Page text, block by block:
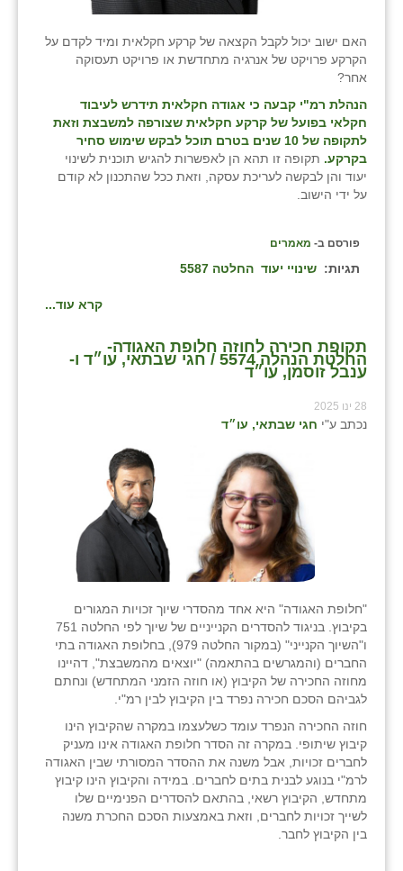
האם ישוב יכול לקבל הקצאה של קרקע חקלאית ומיד לקדם על
הקרקע פרויקט של אנרגיה מתחדשת או פרויקט תעסוקה
אחר?
הנהלת רמ"י קבעה כי אגודה חקלאית תידרש לעיבוד
חקלאי בפועל של קרקע חקלאית שצורפה למשבצת וזאת
לתקופה של 10 שנים בטרם תוכל לבקש שימוש סחיר
בקרקע. תקופה זו תהא הן לאפשרות להגיש תוכנית לשינוי
יעוד והן לבקשה לעריכת עסקה, וזאת ככל שהתכנון לא קודם
על ידי הישוב.
פורסם ב- מאמרים
תגיות: שינויי יעוד החלטה 5587
קרא עוד...
תקופת חכירה לחוזה חלופת האגודה-
החלטת הנהלה 5574 / חגי שבתאי, עו״ד ו-
ענבל זוסמן, עו״ד
28 ינו 2025
נכתב ע"י חגי שבתאי, עו״ד
"חלופת האגודה" היא אחד מהסדרי שיוך זכויות המגורים
בקיבוץ. בניגוד להסדרים הקנייניים של שיוך לפי החלטה 751
ו"השיוך הקנייני" (במקור החלטה 979), בחלופת האגודה בתי
החברים (והמגרשים בהתאמה) "יוצאים מהמשבצת", דהיינו
מחוזה החכירה של הקיבוץ (או חוזה הזמני המתחדש) ונחתם
לגביהם הסכם חכירה נפרד בין הקיבוץ לבין רמ"י.
חוזה החכירה הנפרד עומד כשלעצמו במקרה שהקיבוץ הינו
קיבוץ שיתופי. במקרה זה הסדר חלופת האגודה אינו מעניק
לחברים זכויות, אבל משנה את ההסדר המסורתי שבין האגודה
לרמ"י בנוגע לבנית בתים לחברים. במידה והקיבוץ הינו קיבוץ
מתחדש, הקיבוץ רשאי, בהתאם להסדרים הפנימיים שלו
לשייך זכויות לחברים, וזאת באמצעות הסכם החכרת משנה
בין הקיבוץ לחבר.